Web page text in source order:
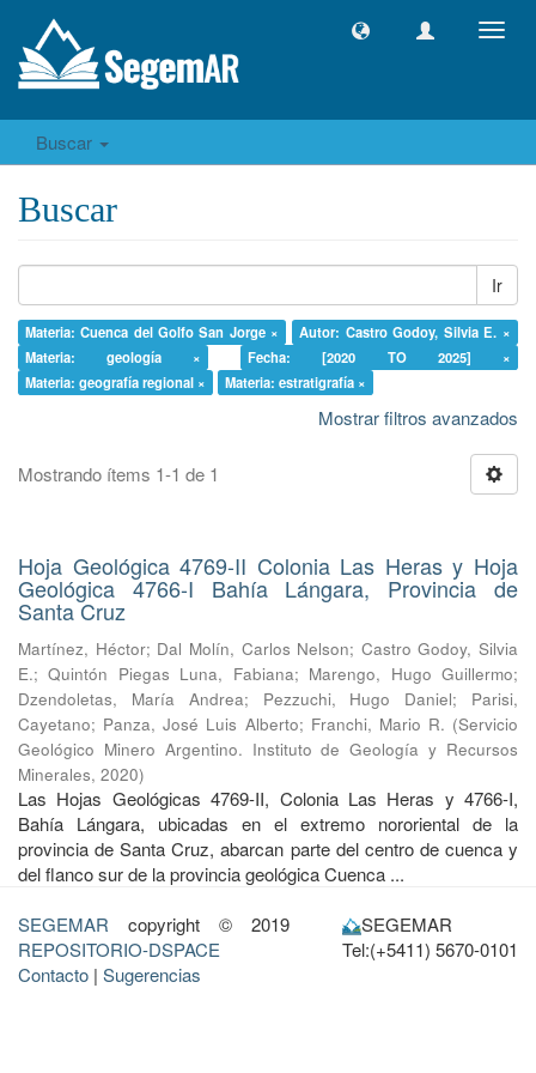
Buscar
Buscar
Ir
Materia: Cuenca del Golfo San Jorge ×
Autor: Castro Godoy, Silvia E. ×
Materia: geología ×
Fecha: [2020 TO 2025] ×
Materia: geografía regional ×
Materia: estratigrafía ×
Mostrar filtros avanzados
Mostrando ítems 1-1 de 1
Hoja Geológica 4769-II Colonia Las Heras y Hoja
Geológica 4766-I Bahía Lángara, Provincia de
Santa Cruz
Martínez, Héctor; Dal Molín, Carlos Nelson; Castro Godoy, Silvia
E.;Quintón Piegas Luna, Fabiana; Marengo, Hugo Guillermo;
Dzendoletas, María Andrea; Pezzuchi, Hugo Daniel; Parisi,
Cayetano; Panza, José Luis Alberto; Franchi, Mario R. (Servicio
Geológico Minero Argentino. Instituto de Geología y Recursos
Minerales, 2020)
Las Hojas Geológicas 4769-II, Colonia Las Heras y 4766-I,
Bahía Lángara, ubicadas en el extremo nororiental de la
provincia de Santa Cruz, abarcan parte del centro de cuenca y
del flanco sur de la provincia geológica Cuenca ...
SEGEMAR copyright © 2019
REPOSITORIO-DSPACE
Contacto | Sugerencias
SEGEMAR
Tel:(+5411) 5670-0101